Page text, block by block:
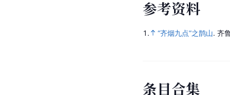
参考资料
1. “齐烟九点”之鹊山. 齐
条目合集